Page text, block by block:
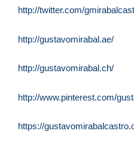
http://twitter.com/
http://gustavomirabal.ae/
http://gustavomirabal.ch/
http://www.pinterest.com/
https://